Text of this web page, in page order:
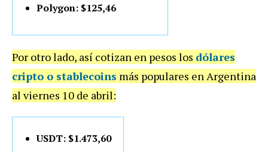
Polygon: $125,46
Por otro lado, así cotizan en pesos los dólares
cripto o stablecoins más populares en Argentina
al viernes 10 de abril:
USDT: $1.473,60